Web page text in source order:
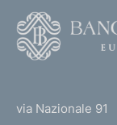
o
n
i
via Nazionale 91